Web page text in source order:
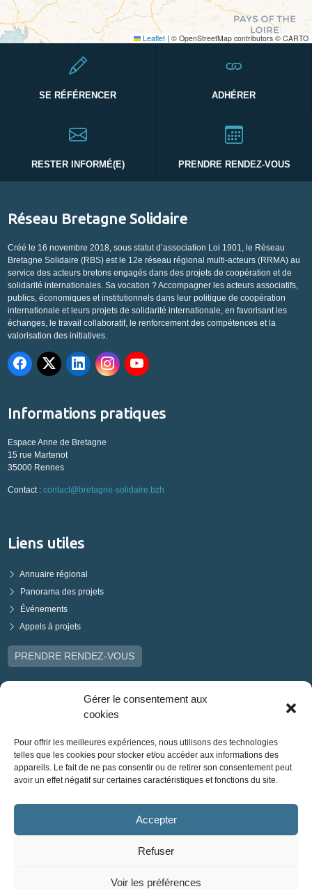
Gérer le consentement aux
cookies
Pour offrir les meilleures expériences, nous utilisons des technologies
telles que les cookies pour stocker et/ou accéder aux informations des
appareils. Le fait de ne pas consentir ou de retirer son consentement peut
avoir un effet négatif sur certaines caractéristiques et fonctions du site.
Accepter
Refuser
Voir les préférences
Leaflet | © OpenStreetMap contributors © CARTO
SE RÉFÉRENCER ADHÉRER
RESTER INFORMÉ(E) PRENDRE RENDEZ-VOUS
Réseau Bretagne Solidaire
Créé le 16 novembre 2018, sous statut d’association Loi 1901, le Réseau
Bretagne Solidaire (RBS) est le 12e réseau régional multi-acteurs (RRMA) au
service des acteurs bretons engagés dans des projets de coopération et de
solidarité internationales. Sa vocation ? Accompagner les acteurs associatifs,
publics, économiques et institutionnels dans leur politique de coopération
internationale et leurs projets de solidarité internationale, en favorisant les
échanges, le travail collaboratif, le renforcement des compétences et la
valorisation des initiatives.
Informations pratiques
Espace Anne de Bretagne
15 rue Martenot
35000 Rennes
Contact : contact@bretagne-solidaire.bzh
Liens utiles
Annuaire régional
Panorama des projets
Événements
Appels à projets
PRENDRE RENDEZ-VOUS